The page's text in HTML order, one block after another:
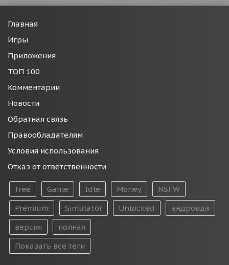
Главная
Игры
Приложения
ТОП 100
Комментарии
Новости
Обратная связь
Правообладателям
Условия использования
Отказ от ответственности
free Game Idle Money
NSFW
Premium
Simulator Unlocked
андроида
версия
полная
Показать все теги